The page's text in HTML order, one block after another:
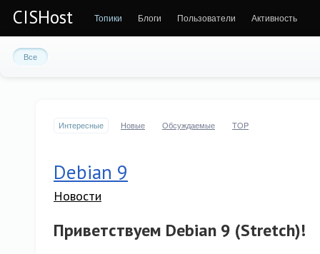
CISHost Топики Блоги Пользователи Активность
Все
Интересные Новые Обсуждаемые TOP
Debian 9
Новости
Приветствуем Debian 9 (Stretch)!